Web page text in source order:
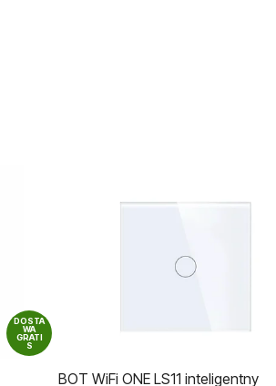
DOSTA
WA
GRATI
S
BOT WiFi ONE LS11 inteligentny